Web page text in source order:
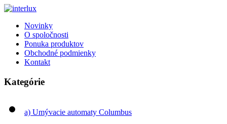
Novinky
O spoločnosti
Ponuka produktov
Obchodné podmienky
Kontakt
Kategórie
a) Umývacie automaty Columbus